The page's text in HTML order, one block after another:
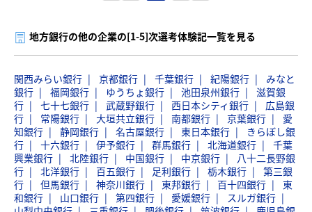
地方銀行の他の企業の[1-5]次選考体験記一覧を見る
関西みらい銀行 京都銀行 千葉銀行 紀陽銀行
みなと
銀行
福岡銀行 ゆうちょ銀行 池田泉州銀行
滋賀銀
行
七十七銀行 武蔵野銀行 西日本シティ銀行
広島銀
行
常陽銀行 大垣共立銀行 南都銀行 京葉銀行
愛
知銀行
静岡銀行 名古屋銀行 東日本銀行
きらぼし銀
行
十六銀行 伊予銀行 群馬銀行 北海道銀行
千葉
興業銀行
北陸銀行 中国銀行 中京銀行
八十二長野銀
行
北洋銀行 百五銀行 足利銀行 栃木銀行
第三銀
行
但馬銀行 神奈川銀行 東邦銀行 百十四銀行
東
和銀行
山口銀行 第四銀行 愛媛銀行
スルガ銀行